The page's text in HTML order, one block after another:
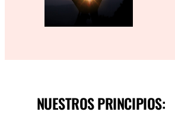
NUESTROS PRINCIPIOS: